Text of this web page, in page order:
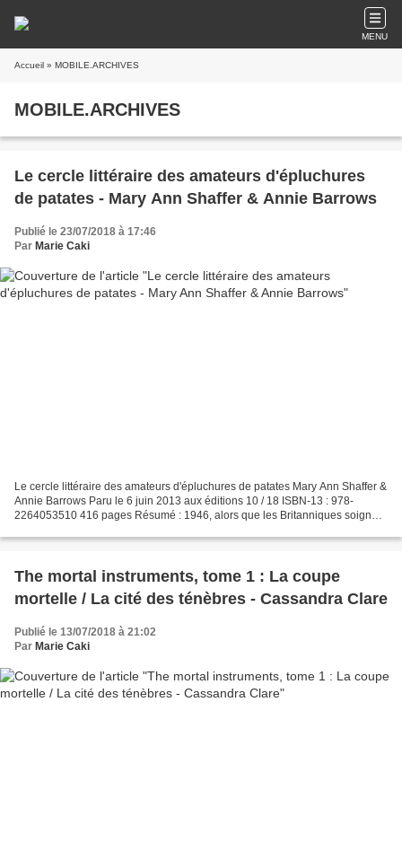
MENU
Accueil » MOBILE.ARCHIVES
MOBILE.ARCHIVES
Le cercle littéraire des amateurs d'épluchures
de patates - Mary Ann Shaffer & Annie Barrows
Publié le 23/07/2018 à 17:46
Par Marie Caki
Le cercle littéraire des amateurs d'épluchures de patates Mary Ann Shaffer &
Annie Barrows Paru le 6 juin 2013 aux éditions 10 / 18 ISBN-13 : 978-
2264053510 416 pages Résumé : 1946, alors que les Britanniques soignent
The mortal instruments, tome 1 : La coupe
mortelle / La cité des ténèbres - Cassandra Clare
Publié le 13/07/2018 à 21:02
Par Marie Caki